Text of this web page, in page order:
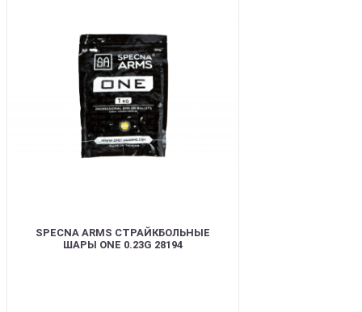
SPECNA ARMS СТРАЙКБОЛЬНЫЕ
ШАРЫ ONE 0.23G 28194